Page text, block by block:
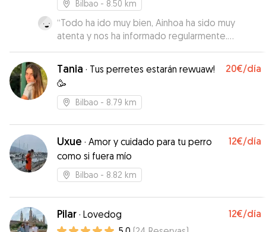
Bilbao - 8.50 km
“Todo ha ido muy bien, Ainhoa ha sido muy
atenta y nos ha informado regularmente.
¡Recomendable!”
Tania · Tus perretes estarán rewuaw!
🥳
20€/día
Bilbao - 8.79 km
Uxue · Amor y cuidado para tu perro
como si fuera mío
12€/día
Bilbao - 8.82 km
Pilar · Lovedog 12€/día